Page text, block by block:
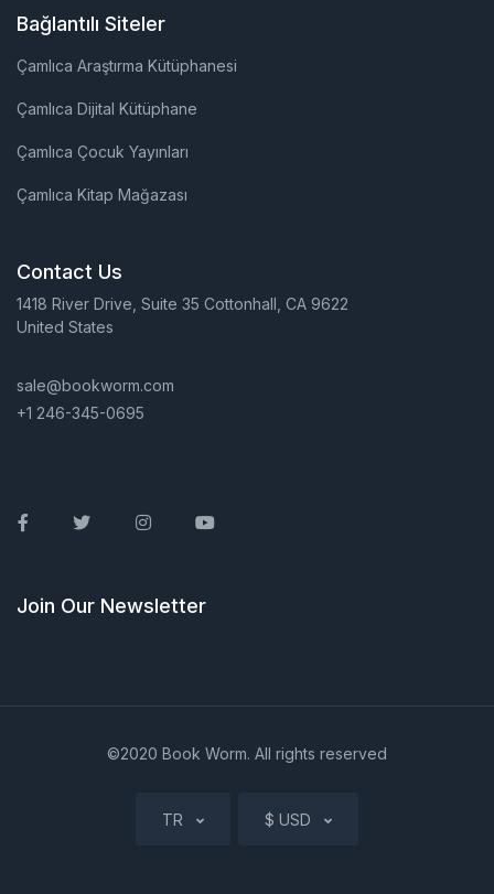
Bağlantılı Siteler
Çamlıca Araştırma Kütüphanesi
Çamlıca Dijital Kütüphane
Çamlıca Çocuk Yayınları
Çamlıca Kitap Mağazası
Contact Us
1418 River Drive, Suite 35 Cottonhall, CA 9622
United States
sale@bookworm.com
+1 246-345-0695
FacebookTwitterInstagramYoutube
Join Our Newsletter
©2020 Book Worm. All rights reserved
TR $ USD